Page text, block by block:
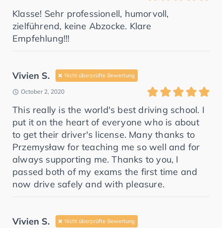
Klasse! Sehr professionell, humorvoll,
zielführend, keine Abzocke. Klare
Empfehlung!!!
Vivien S. Nicht überprüfte Bewertung
October 2, 2020
This really is the world's best driving school. I
put it on the heart of everyone who is about
to get their driver's license. Many thanks to
Przemysław for teaching me so well and for
always supporting me. Thanks to you, I
passed both of my exams the first time and
now drive safely and with pleasure.
Vivien S. Nicht überprüfte Bewertung